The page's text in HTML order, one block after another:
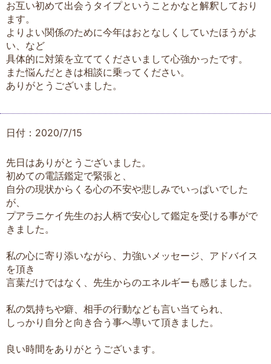
お互い初めて出会うタイプということかなと解釈しており
ます。
よりよい関係のために今年はおとなしくしていたほうがよ
い、など
具体的に対策を立ててくださいまして心強かったです。
また悩んだときは相談に乗ってください。
ありがとうございました。
日付：2020/7/15
先日はありがとうございました。
初めての電話鑑定で緊張と、
自分の現状からくる心の不安や悲しみでいっぱいでした
が、
プアラニケイ先生のお人柄で安心して鑑定を受ける事がで
きました。
私の心に寄り添いながら、力強いメッセージ、アドバイス
を頂き
言葉だけではなく、先生からのエネルギーも感じました。
私の気持ちや癖、相手の行動なども言い当てられ、
しっかり自分と向き合う事へ導いて頂きました。
良い時間をありがとうございます。